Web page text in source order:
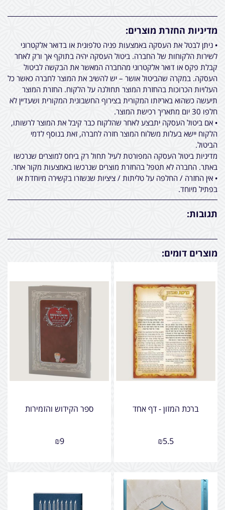
מדיניות החזרת מוצרים:
• ניתן לבטל את העסקה באמצעות פניה טלפונית או בדואר אלקטרוני
לשירות הלקוחות של החברה. ביטול העסקה יהיה בתוקף אך ורק לאחר
קבלת פקס או דואר אלקטרוני מהחברה המאשר את הבקשה לביטול
העסקה. במקרה שהביטול אושר – יש להשיב את המוצר לחברה כאשר כל
העלויות הכרוכות בהחזרת המוצר תחולנה על הלקוח. החזרת המוצר
תיעשה כשהוא באריזתו המקורית בצירוף החשבונית המקורית ושעדיין לא
חלפו 30 יום מתאריך רכישת המוצר.
• אם ביטול העסקה יתבצע לאחר שהלקוח כבר קיבל את המוצר לרשותו,
הלקוח יישא בעלות משלוח המוצר חזרה לחברה, זאת בנוסף לדמי
הביטול.
מדיניות ביטול העסקה המפורטת לעיל תחול רק ביחס למוצרים שנרכשו
באתר. החברה לא תטפל בהחזרת מוצרים שנרכשו באמצעות מקור אחר.
• אין החזרה / החלפה על טליתות / ציציות שנשזרו בקשירה מיוחדת או
בפתיל מיוחד.
תגובות:
מוצרים דומים:
ברכת המזון - דף אחד
₪5.5
ספר הקידוש והזמירות
₪9